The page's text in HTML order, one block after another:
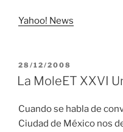
Yahoo! News
PUBLICADO
EL
28/12/2008
La MoleET XXVI
Cuando se habla de
Ciudad de México nos